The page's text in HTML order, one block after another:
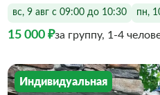
вс, 9 авг с 09:00 до 10:30 пн,
15 000 ₽за группу, 1-4
Индивидуальная